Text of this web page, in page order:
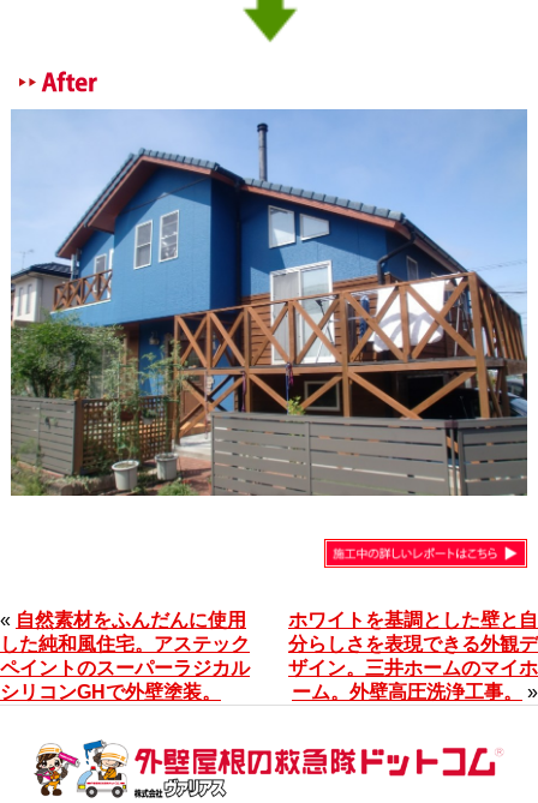
« 自然素材をふんだんに使用
した純和風住宅。アステック
ペイントのスーパーラジカル
シリコンGHで外壁塗装。
ホワイトを基調とした壁と自
分らしさを表現できる外観デ
ザイン。三井ホームのマイホ
ーム。外壁高圧洗浄工事。
»